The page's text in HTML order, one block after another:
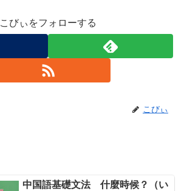
こびぃをフォローする
こびぃ
中国語基礎文法 什麼時候？（い